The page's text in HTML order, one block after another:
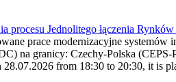
procesu Jednolitego łączenia
prace modernizacyjne
na granicy: Czechy-Polska
from 18:30 to 20:30, it is